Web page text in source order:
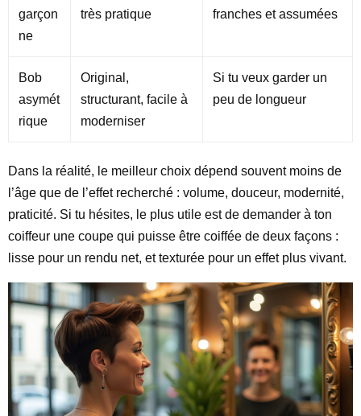
garçon
ne
très pratique
franches et assumées
Bob
asymét
rique
Original,
structurant, facile à
moderniser
Si tu veux garder un
peu de longueur
Dans la réalité, le meilleur choix dépend souvent moins de
l’âge que de l’effet recherché : volume, douceur, modernité,
praticité. Si tu hésites, le plus utile est de demander à ton
coiffeur une coupe qui puisse être coiffée de deux façons :
lisse pour un rendu net, et texturée pour un effet plus vivant.